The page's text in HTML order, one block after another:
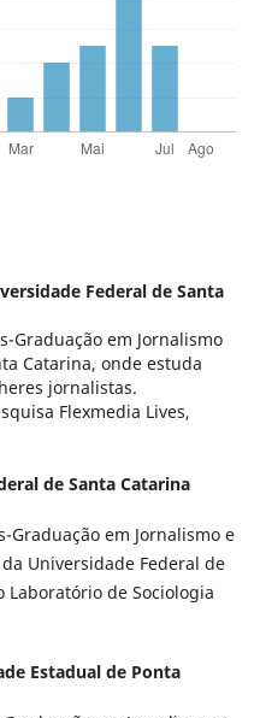
Federal de Santa
Graduação em Jornalismo
Catarina, onde estuda
jornalistas.
Flexmedia Lives,
de Santa Catarina
Graduação em Jornalismo e
Universidade Federal de
Laboratório de Sociologia
Estadual de Ponta